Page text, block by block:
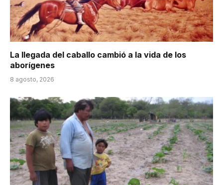
La llegada del caballo cambió a la vida de los
aborígenes
8 agosto, 2026